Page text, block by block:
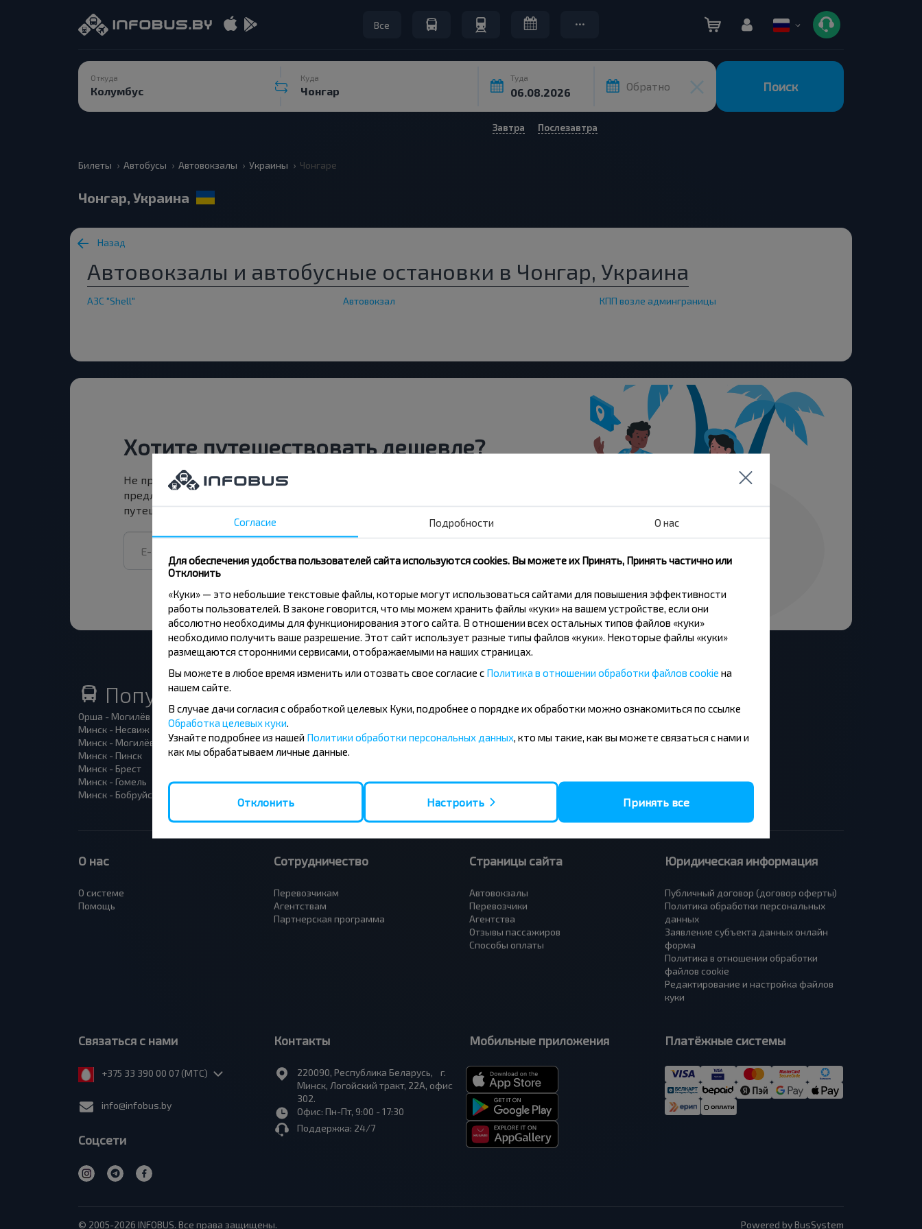
Все
Откуда Куда Туда
Обратно Поиск
Завтра Послезавтра
Билеты Автобусы Автовокзалы Украины Чонгаре
Чонгар, Украина
Назад
Автовокзалы и автобусные остановки в Чонгар, Украина
АЗС "Shell" Автовокзал КПП возле админграницы
Хотите путешествовать дешевле?
Не пропусти специальные акции, скидки и другие интересные
предложения INFOBUS. Подпишись на получение новостей и
путешествуй с нами дешевле!
Популярные автобусные направления
Орша - Могилёв
Минск - Несвиж
Минск - Могилёв
Минск - Пинск
Минск - Брест
Минск - Гомель
Минск - Бобруйск
Минск - Барановичи
Гомель - Минск
Брест - Тересполь
Брест - Беловежская Пуща
Варшава - Минск
Вильнюс - Минск
Полоцк - Рига
Минск - Варшава
Москва - Барановичи
Брест - Люблин
О нас
О системе
Помощь
Сотрудничество
Перевозчикам
Агентствам
Партнерская программа
Страницы сайта
Автовокзалы
Перевозчики
Агентства
Отзывы пассажиров
Способы оплаты
Юридическая информация
Публичный договор (договор оферты)
Политика обработки персональных
данных
Заявление субъекта данных онлайн
форма
Политика в отношении обработки
файлов cookie
Редактирование и настройка файлов
куки
Связаться с нами
+375 33 390 00 07 (МТС)
info@infobus.by
Соцсети
Контакты
220090, Республика Беларусь, г.
Минск, Логойский тракт, 22А, офис
302.
Офис: Пн-Пт, 9:00 - 17:30
Поддержка: 24/7
Мобильные приложения Платёжные системы
© 2005-2026 INFOBUS. Все права защищены. Powered by BusSystem
Согласие Подробности О нас
Для обеспечения удобства пользователей сайта используются cookies. Вы можете их Принять, Принять частично или
Отклонить
«Куки» — это небольшие текстовые файлы, которые могут использоваться сайтами для повышения эффективности
работы пользователей. В законе говорится, что мы можем хранить файлы «куки» на вашем устройстве, если они
абсолютно необходимы для функционирования этого сайта. В отношении всех остальных типов файлов «куки»
необходимо получить ваше разрешение. Этот сайт использует разные типы файлов «куки». Некоторые файлы «куки»
размещаются сторонними сервисами, отображаемыми на наших страницах.
Вы можете в любое время изменить или отозвать свое согласие с Политика в отношении обработки файлов cookie на
нашем сайте.
В случае дачи согласия с обработкой целевых Куки, подробнее о порядке их обработки можно ознакомиться по ссылке
Обработка целевых куки
Узнайте подробнее из нашей Политики обработки персональных данных , кто мы такие, как вы можете связаться с нами и
как мы обрабатываем личные данные.
Отклонить Настроить Принять все